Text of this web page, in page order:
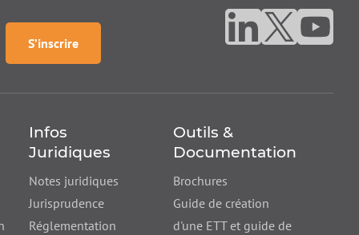
S’inscrire
à lanewsletter
Nous suivre sur
Nous suivre
Nous
Infos
Juridiques
Notes juridiques
Jurisprudence
Réglementation
Outils &
Documentation
Brochures
Guide de création
d'une ETT et guide de